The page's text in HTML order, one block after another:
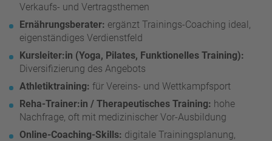
Verkaufs- und Vertragsthemen
Ernährungsberater: ergänzt Trainings-Coaching ideal,
eigenständiges Verdienstfeld
Kursleiter:in (Yoga, Pilates, Funktionelles Training):
Diversifizierung des Angebots
Athletiktraining: für Vereins- und Wettkampfsport
Reha-Trainer:in / Therapeutisches Training: hohe
Nachfrage, oft mit medizinischer Vor-Ausbildung
Online-Coaching-Skills: digitale Trainingsplanung,